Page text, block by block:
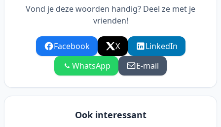
Vond je deze woorden handig? Deel ze met je
vrienden!
Facebook X
LinkedIn
WhatsApp
E-mail
Ook interessant